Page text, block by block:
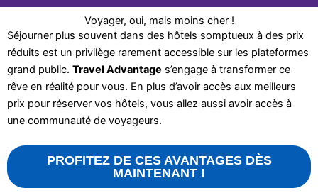
Voyager, oui, mais moins cher !
Séjourner plus souvent dans des hôtels somptueux à des prix
réduits est un privilège rarement accessible sur les plateformes
grand public. Travel Advantage s’engage à transformer ce
rêve en réalité pour vous. En plus d’avoir accès aux meilleurs
prix pour réserver vos hôtels, vous allez aussi avoir accès à
une communauté de voyageurs.
PROFITEZ DE CES AVANTAGES DÈS
MAINTENANT !